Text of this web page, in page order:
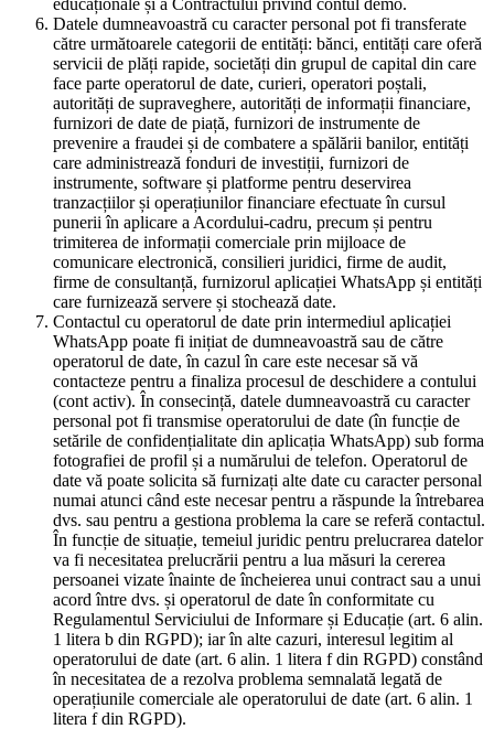
educaționale și a Contractului privind contul demo.
Datele dumneavoastră cu caracter personal pot fi transferate
către următoarele categorii de entități: bănci, entități care oferă
servicii de plăți rapide, societăți din grupul de capital din care
face parte operatorul de date, curieri, operatori poștali,
autorități de supraveghere, autorități de informații financiare,
furnizori de date de piață, furnizori de instrumente de
prevenire a fraudei și de combatere a spălării banilor, entități
care administrează fonduri de investiții, furnizori de
instrumente, software și platforme pentru deservirea
tranzacțiilor și operațiunilor financiare efectuate în cursul
punerii în aplicare a Acordului-cadru, precum și pentru
trimiterea de informații comerciale prin mijloace de
comunicare electronică, consilieri juridici, firme de audit,
firme de consultanță, furnizorul aplicației WhatsApp și entități
care furnizează servere și stochează date.
Contactul cu operatorul de date prin intermediul aplicației
WhatsApp poate fi inițiat de dumneavoastră sau de către
operatorul de date, în cazul în care este necesar să vă
contacteze pentru a finaliza procesul de deschidere a contului
(cont activ). În consecință, datele dumneavoastră cu caracter
personal pot fi transmise operatorului de date (în funcție de
setările de confidențialitate din aplicația WhatsApp) sub forma
fotografiei de profil și a numărului de telefon. Operatorul de
date vă poate solicita să furnizați alte date cu caracter personal
numai atunci când este necesar pentru a răspunde la întrebarea
dvs. sau pentru a gestiona problema la care se referă contactul.
În funcție de situație, temeiul juridic pentru prelucrarea datelor
va fi necesitatea prelucrării pentru a lua măsuri la cererea
persoanei vizate înainte de încheierea unui contract sau a unui
acord între dvs. și operatorul de date în conformitate cu
Regulamentul Serviciului de Informare și Educație (art. 6 alin.
1 litera b din RGPD); iar în alte cazuri, interesul legitim al
operatorului de date (art. 6 alin. 1 litera f din RGPD) constând
în necesitatea de a rezolva problema semnalată legată de
operațiunile comerciale ale operatorului de date (art. 6 alin. 1
litera f din RGPD).